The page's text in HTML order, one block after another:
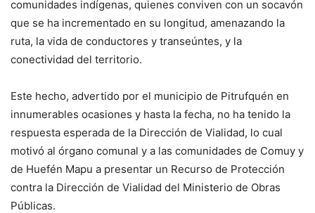
comunidades indígenas, quienes conviven con un socavón
que se ha incrementado en su longitud, amenazando la
ruta, la vida de conductores y transeúntes, y la
conectividad del territorio.
Este hecho, advertido por el municipio de Pitrufquén en
innumerables ocasiones y hasta la fecha, no ha tenido la
respuesta esperada de la Dirección de Vialidad, lo cual
motivó al órgano comunal y a las comunidades de Comuy y
de Huefén Mapu a presentar un Recurso de Protección
contra la Dirección de Vialidad del Ministerio de Obras
Públicas.